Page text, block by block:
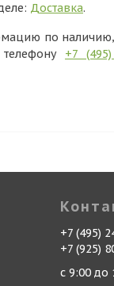
Доставка.
по наличию,
+7
+7 (495)
+7 (925)
с 9:00 до